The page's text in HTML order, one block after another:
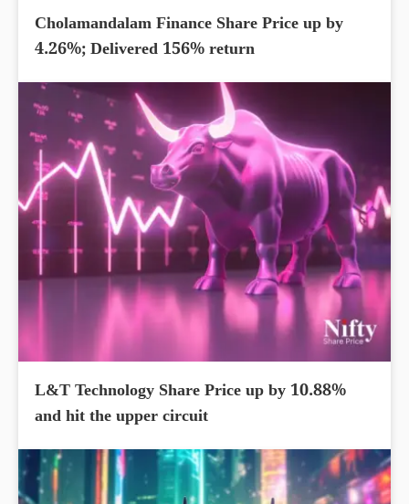
Cholamandalam Finance Share Price up by
4.26%; Delivered 156% return
L&T Technology Share Price up by 10.88%
and hit the upper circuit